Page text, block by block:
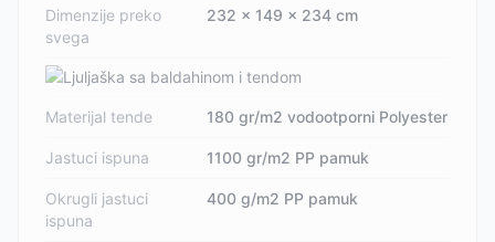
Dimenzije preko
svega
232 x 149 x 234 cm
Materijal tende 180 gr/m2 vodootporni Polyester
Jastuci ispuna 1100 gr/m2 PP pamuk
Okrugli jastuci
ispuna
400 g/m2 PP pamuk